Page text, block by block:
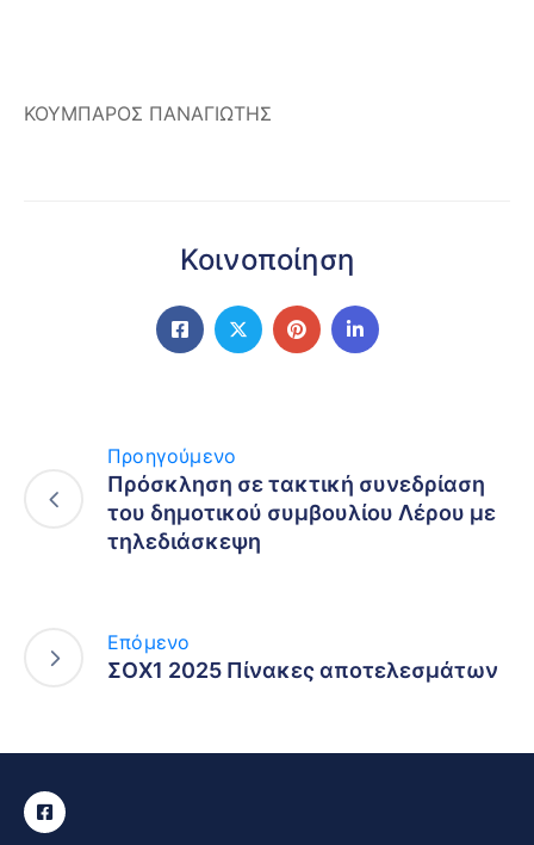
ΚΟΥΜΠΑΡΟΣ ΠΑΝΑΓΙΩΤΗΣ
Κοινοποίηση
Προηγούμενο
Πρόσκληση σε τακτική συνεδρίαση
του δημοτικού συμβουλίου Λέρου με
τηλεδιάσκεψη
Επόμενο
ΣΟΧ1 2025 Πίνακες αποτελεσμάτων